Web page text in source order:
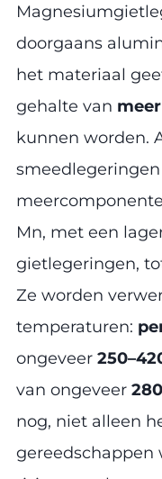
doorgaans
het materiaal
gehalte van
kunnen worden.
Mn, met een
gietlegeringen,
Ze worden
temperaturen:
ongeveer
van ongeveer
nog, niet alleen